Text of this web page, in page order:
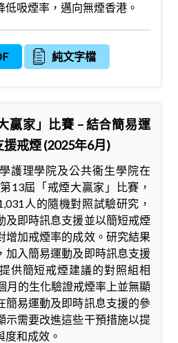
低吸煙率，邁向無煙香港。
純文字檔
贏家」比賽 – 結合簡易運
戒煙 (2025年6月)
護理學院及公共衞生學院在
13屆「戒煙大贏家」比賽，
人的隨機對照試驗研究，
及即時訊息支援並以簡短戒煙
增加戒煙率的成效。研究結果
加入簡易運動及即時訊息支援
供簡短戒煙建議的對照組相
月的生化驗證戒煙率上並無顯
簡易運動及即時訊息支援的參
示需要改進這些干預措施以提
度和成效。